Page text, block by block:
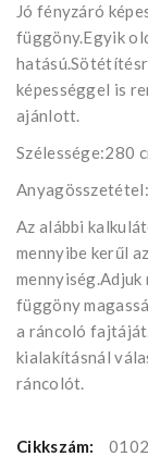
Jó fényzáró
függöny.Egyik
képességgel is
ajánlott.
Szélessége:280
Az alábbi
mennyibe kerűl
mennyiség.Adjuk
függöny
a ráncoló
kialakításnál
ráncolót.
Cikkszám: